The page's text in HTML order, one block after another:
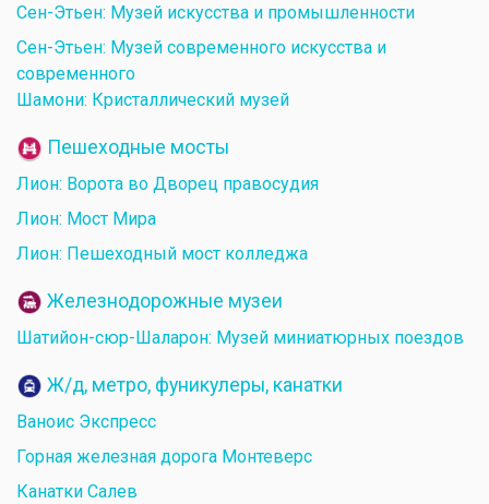
Сен-Этьен: Музей искусства и промышленности
Сен-Этьен: Музей современного искусства и
современного
Шамони: Кристаллический музей
Пешеходные мосты
Лион: Ворота во Дворец правосудия
Лион: Мост Мира
Лион: Пешеходный мост колледжа
Железнодорожные музеи
Шатийон-сюр-Шаларон: Музей миниатюрных поездов
Ж/д, метро, фуникулеры, канатки
Ваноис Экспресс
Горная железная дорога Монтеверс
Канатки Салев